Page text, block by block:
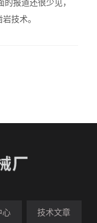
的报道还很少见，
技术。
心 技术文章